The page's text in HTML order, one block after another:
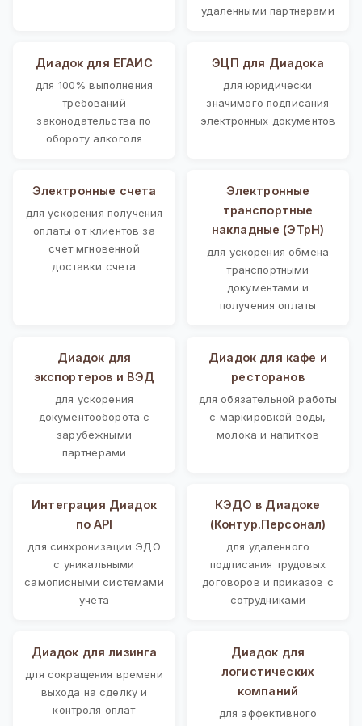
удаленными партнерами
Диадок для ЕГАИС
для 100% выполнения
требований
законодательства по
обороту алкоголя
ЭЦП для Диадока
для юридически
значимого подписания
электронных документов
Электронные счета
для ускорения получения
оплаты от клиентов за
счет мгновенной
доставки счета
Электронные
транспортные
накладные (ЭТрН)
для ускорения обмена
транспортными
документами и
получения оплаты
Диадок для
экспортеров и ВЭД
для ускорения
документооборота с
зарубежными
партнерами
Диадок для кафе и
ресторанов
для обязательной работы
с маркировкой воды,
молока и напитков
Интеграция Диадок
по API
для синхронизации ЭДО
с уникальными
самописными системами
учета
КЭДО в Диадоке
(Контур.Персонал)
для удаленного
подписания трудовых
договоров и приказов с
сотрудниками
Диадок для лизинга
для сокращения времени
выхода на сделку и
контроля оплат
Диадок для
логистических
компаний
для эффективного